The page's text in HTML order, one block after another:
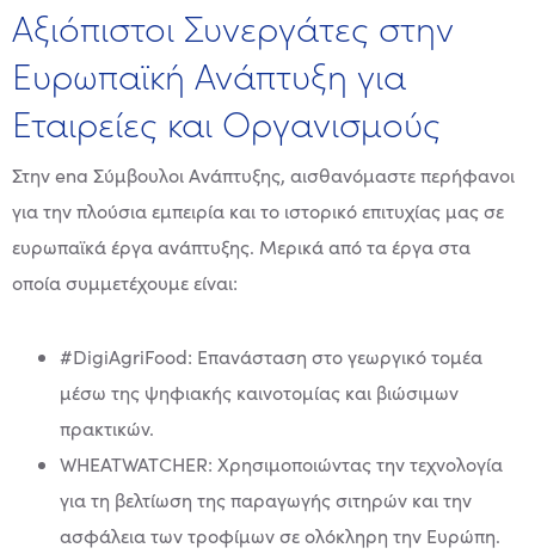
Αξιόπιστοι Συνεργάτες στην
Ευρωπαϊκή Ανάπτυξη για
Εταιρείες και Οργανισμούς
Στην ena Σύμβουλοι Ανάπτυξης, αισθανόμαστε περήφανοι
για την πλούσια εμπειρία και το ιστορικό επιτυχίας μας σε
ευρωπαϊκά έργα ανάπτυξης. Μερικά από τα έργα στα
οποία συμμετέχουμε είναι:
#DigiAgriFood: Επανάσταση στο γεωργικό τομέα
μέσω της ψηφιακής καινοτομίας και βιώσιμων
πρακτικών.
WHEATWATCHER: Χρησιμοποιώντας την τεχνολογία
για τη βελτίωση της παραγωγής σιτηρών και την
ασφάλεια των τροφίμων σε ολόκληρη την Ευρώπη.